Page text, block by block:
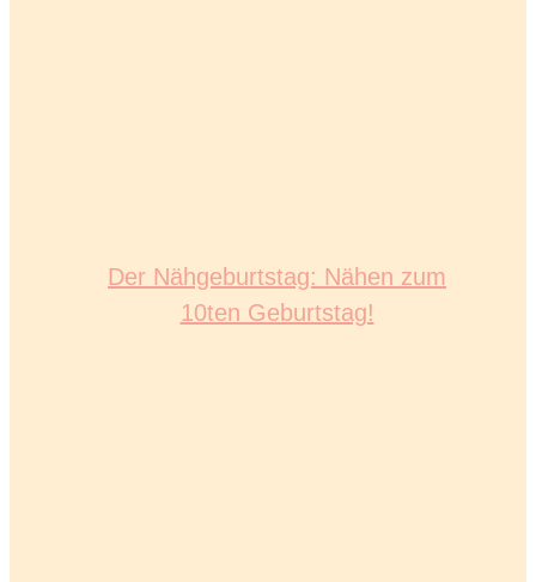
Der Nähgeburtstag: Nähen zum
10ten Geburtstag!